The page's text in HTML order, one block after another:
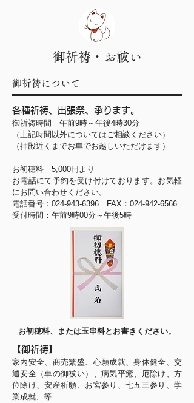
御祈祷について
各種祈祷、出張祭、承ります。
御祈祷時間 午前9時～午後4時30分
（上記時間以外についてはご相談ください）
（拝殿近くまでお車でお越しいただけます）
お初穂料 5,000円より
お電話にて予約を受け付けております。お気軽
にお問い合わせください。
電話番号：024-943-6396 FAX：024-942-6566
受付時間：午前9時00分～午後5時
お初穂料、または玉串料とお書きください。
【御祈祷】
家内安全、商売繁盛、心願成就、身体健全、交
通安全（車の御祓い）、病気平癒、厄除け、方
位除け、安産祈願、お宮参り、七五三参り、学
業成就、等
御祈祷・お祓い